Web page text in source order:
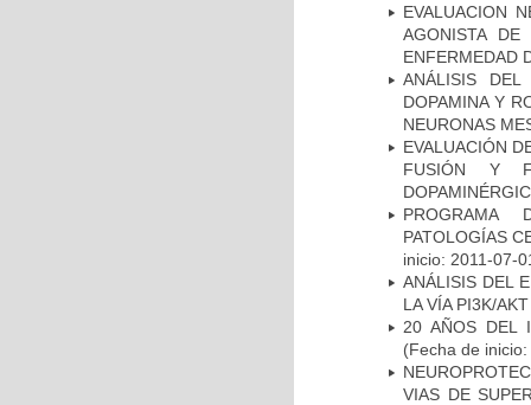
EVALUACION
AGONISTA
ENFERMEDAD
ANÁLISIS
DOPAMINA Y
NEURONAS
EVALUACIÓN
FUSIÓN Y
PROGRAMA
PATOLOGÍAS
inicio: 2011-07-
ANÁLISIS DEL
LA VÍA PI3K/
20 AÑOS DEL
(Fecha de
VIAS DE